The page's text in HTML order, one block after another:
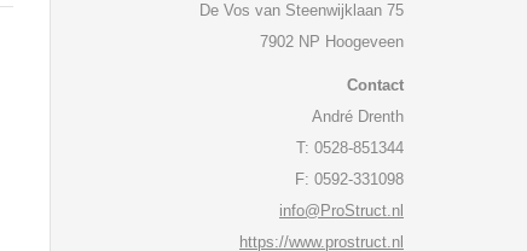
De Vos van Steenwijklaan 75
7902 NP Hoogeveen
Contact
André Drenth
T: 0528-851344
F: 0592-331098
info@ProStruct.nl
https://www.prostruct.nl